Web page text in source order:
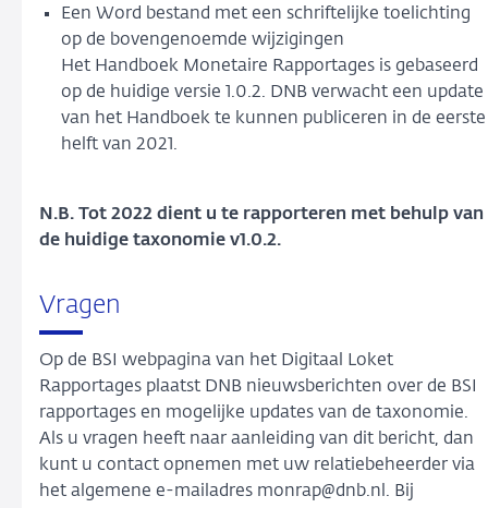
Een Word bestand met een schriftelijke toelichting
op de bovengenoemde wijzigingen
Het Handboek Monetaire Rapportages is gebaseerd
op de huidige versie 1.0.2. DNB verwacht een update
van het Handboek te kunnen publiceren in de eerste
helft van 2021.
N.B. Tot 2022 dient u te rapporteren met behulp van
de huidige taxonomie v1.0.2.
Vragen
Op de BSI webpagina van het Digitaal Loket
Rapportages plaatst DNB nieuwsberichten over de BSI
rapportages en mogelijke updates van de taxonomie.
Als u vragen heeft naar aanleiding van dit bericht, dan
kunt u contact opnemen met uw relatiebeheerder via
het algemene e-mailadres monrap@dnb.nl. Bij